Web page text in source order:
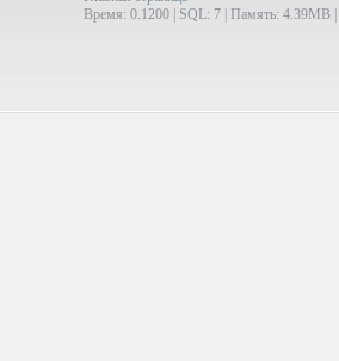
Время: 0.1200 | SQL: 7 | Память: 4.39MB